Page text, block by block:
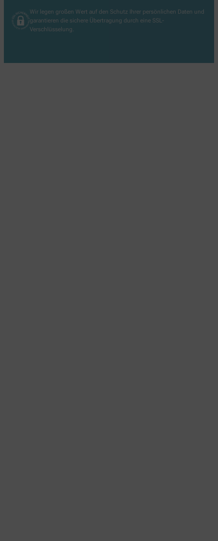
Wir legen großen Wert auf den Schutz Ihrer persönlichen Daten und
garantieren die sichere Übertragung durch eine SSL-
Verschlüsselung.